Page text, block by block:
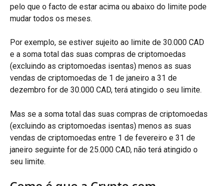
pelo que o facto de estar acima ou abaixo do limite pode
mudar todos os meses.
Por exemplo, se estiver sujeito ao limite de 30.000 CAD
e a soma total das suas compras de criptomoedas
(excluindo as criptomoedas isentas) menos as suas
vendas de criptomoedas de 1 de janeiro a 31 de
dezembro for de 30.000 CAD, terá atingido o seu limite.
Mas se a soma total das suas compras de criptomoedas
(excluindo as criptomoedas isentas) menos as suas
vendas de criptomoedas entre 1 de fevereiro e 31 de
janeiro seguinte for de 25.000 CAD, não terá atingido o
seu limite.